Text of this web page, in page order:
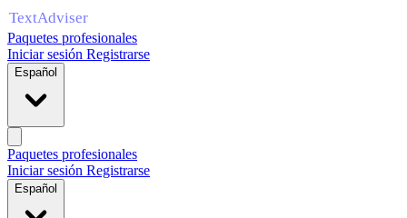
Paquetes profesionales
Iniciar sesión Registrarse
Español
Paquetes profesionales
Iniciar sesión Registrarse
Español